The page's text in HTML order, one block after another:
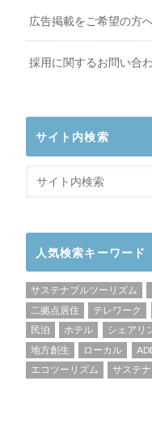
広告掲載をご希望の方
採用に関するお問い合
サイト内検索
人気検索キーワード
サステナブルツーリズム
二拠点居住
テレワーク
民泊
ホテル シェアリ
地方創生
ローカル
エコツーリズム
サステ